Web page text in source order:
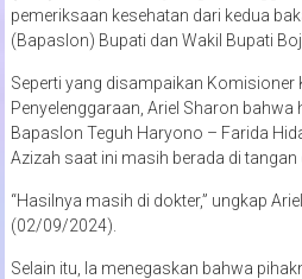
pemeriksaan kesehatan dari kedua
(Bapaslon) Bupati dan Wakil Bupati
Seperti yang disampaikan Komisioner
Penyelenggaraan, Ariel Sharon
Bapaslon Teguh Haryono – Farida
Azizah saat ini masih berada di tangan
“Hasilnya masih di dokter,” ungkap
(02/09/2024).
Selain itu, Ia menegaskan bahwa